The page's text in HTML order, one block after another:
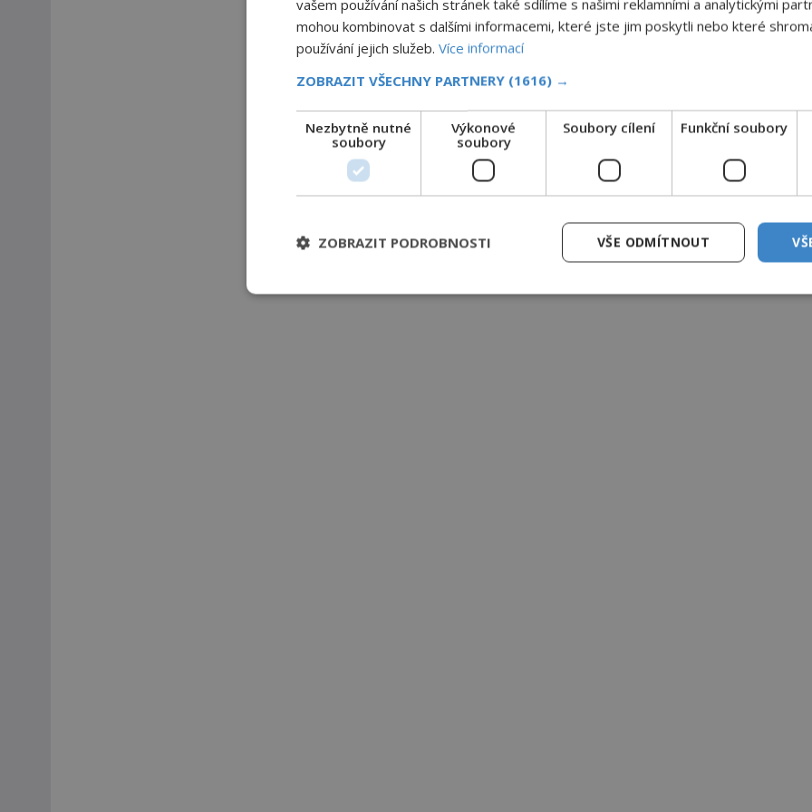
vašem používání našich stránek také sdílíme s našimi reklamními a analytickými
mohou kombinovat s dalšími informacemi, které jste jim poskytli nebo které
používání jejich služeb. Více informací
ZOBRAZIT VŠECHNY PARTNERY (1616) →
Nezbytně nutné
soubory
Výkonové
soubory
Soubory cílení Funkční soubory
VŠE ODMÍTNOUT
ZOBRAZIT PODROBNOSTI